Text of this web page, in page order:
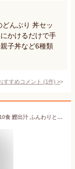
んぶり 丼セッ
かけるだけで手
子丼など6種類
すすめコメント (1件) >
【衝撃の40%OFF！】 松屋 公式 親子丼の具 10食 鰹出汁 ふんわりとろーり玉子 鶏ガラ 卵 親子丼 業務用 惣菜 仕送り 食事 レンチン 冷凍 冷凍食品 非常食